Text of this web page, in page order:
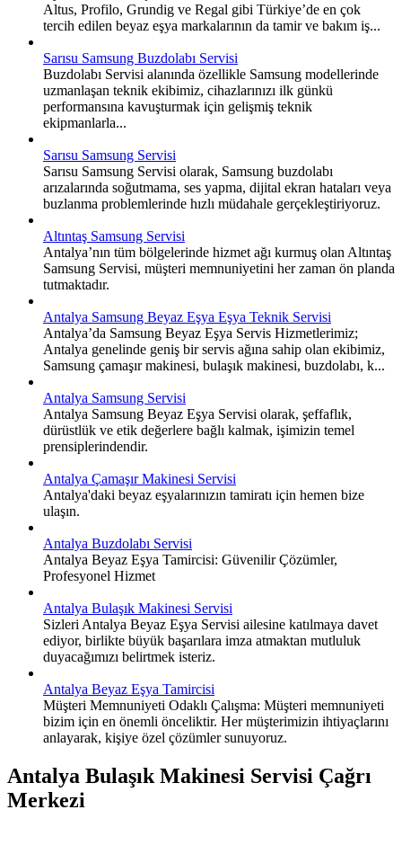
Altus, Profilo, Grundig ve Regal gibi Türkiye’de en çok
tercih edilen beyaz eşya markalarının da tamir ve bakım iş...
Sarısu Samsung Buzdolabı Servisi
Buzdolabı Servisi alanında özellikle Samsung modellerinde
uzmanlaşan teknik ekibimiz, cihazlarınızı ilk günkü
performansına kavuşturmak için gelişmiş teknik
ekipmanlarla...
Sarısu Samsung Servisi
Sarısu Samsung Servisi olarak, Samsung buzdolabı
arızalarında soğutmama, ses yapma, dijital ekran hataları veya
buzlanma problemlerinde hızlı müdahale gerçekleştiriyoruz.
Altıntaş Samsung Servisi
Antalya’nın tüm bölgelerinde hizmet ağı kurmuş olan Altıntaş
Samsung Servisi, müşteri memnuniyetini her zaman ön planda
tutmaktadır.
Antalya Samsung Beyaz Eşya Eşya Teknik Servisi
Antalya’da Samsung Beyaz Eşya Servis Hizmetlerimiz;
Antalya genelinde geniş bir servis ağına sahip olan ekibimiz,
Samsung çamaşır makinesi, bulaşık makinesi, buzdolabı, k...
Antalya Samsung Servisi
Antalya Samsung Beyaz Eşya Servisi olarak, şeffaflık,
dürüstlük ve etik değerlere bağlı kalmak, işimizin temel
prensiplerindendir.
Antalya Çamaşır Makinesi Servisi
Antalya'daki beyaz eşyalarınızın tamiratı için hemen bize
ulaşın.
Antalya Buzdolabı Servisi
Antalya Beyaz Eşya Tamircisi: Güvenilir Çözümler,
Profesyonel Hizmet
Antalya Bulaşık Makinesi Servisi
Sizleri Antalya Beyaz Eşya Servisi ailesine katılmaya davet
ediyor, birlikte büyük başarılara imza atmaktan mutluluk
duyacağımızı belirtmek isteriz.
Antalya Beyaz Eşya Tamircisi
Müşteri Memnuniyeti Odaklı Çalışma: Müşteri memnuniyeti
bizim için en önemli önceliktir. Her müşterimizin ihtiyaçlarını
anlayarak, kişiye özel çözümler sunuyoruz.
Antalya Bulaşık Makinesi Servisi Çağrı
Merkezi